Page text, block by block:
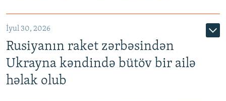
İyul 30, 2026
Rusiyanın raket zərbəsindən
Ukrayna kəndində bütöv bir ailə
həlak olub